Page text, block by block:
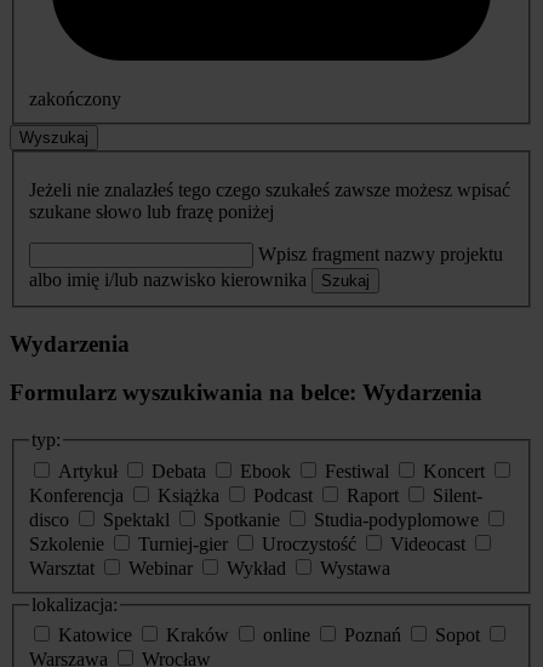
zakończony
Wyszukaj
Jeżeli nie znalazłeś tego czego szukałeś zawsze możesz wpisać
szukane słowo lub frazę poniżej
Wpisz fragment nazwy projektu
albo imię i/lub nazwisko kierownika
Szukaj
Wydarzenia
Formularz wyszukiwania na belce: Wydarzenia
typ:
Artykuł
Debata Ebook Festiwal
Koncert
Konferencja
Książka Podcast Raport
Silent-
disco
Spektakl Spotkanie
Studia-podyplomowe
Szkolenie
Turniej-gier Uroczystość
Videocast
Warsztat
Webinar Wykład
Wystawa
lokalizacja:
Katowice
Kraków online Poznań
Sopot
Warszawa
Wrocław